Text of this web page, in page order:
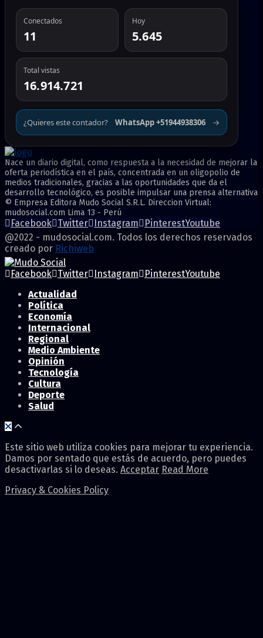
Conectados
11
Hoy
5.645
Total vistas
16.914.721
¿Quieres este contador? WhatsApp +51944938306 →
Nace un diario digital, como respuesta a la necesidad de mejorar la
oferta periodística en el país, concentrada en un oligopolio de
medios tradicionales, gracias a las oportunidades que da el
desarrollo tecnológico, es posible impulsar una prensa alternativa
© Empresa Editora Mudo Social S.R.L. Direccion Virtual:
mudosocial.com Lima 13 - Perú
Facebook Twitter Instagram PinterestYoutube
@2022 - mudosocial.com. Todos los derechos reservados
creado por Richiweb
Facebook Twitter Instagram PinterestYoutube
Actualidad
Política
Economía
Internacional
Regional
Medio Ambiente
Opinión
Tecnología
Cultura
Deporte
Salud
Este sitio web utiliza cookies para mejorar tu experiencia.
Damos por sentado que estás de acuerdo, pero puedes
desactivarlas si lo deseas. Acceptar Read More
Privacy & Cookies Policy